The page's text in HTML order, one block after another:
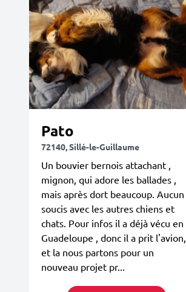
Pato
72140, Sillé-le-Guillaume
Un bouvier bernois attachant ,
mignon, qui adore les ballades ,
mais après dort beaucoup. Aucun
soucis avec les autres chiens et
chats. Pour infos il a déjà vécu en
Guadeloupe , donc il a prit l'avion,
et la nous partons pour un
nouveau projet pr...